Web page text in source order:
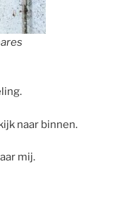
naar binnen.
mij.